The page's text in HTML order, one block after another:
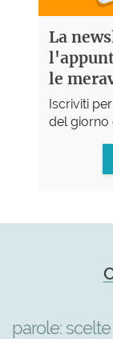
La
le
Iscriviti
del giorno
parole: